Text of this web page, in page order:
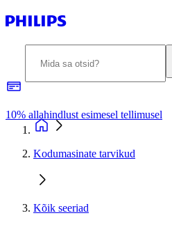
10% allahindlust esimesel tellimusel
Kodumasinate tarvikud
Kõik seeriad